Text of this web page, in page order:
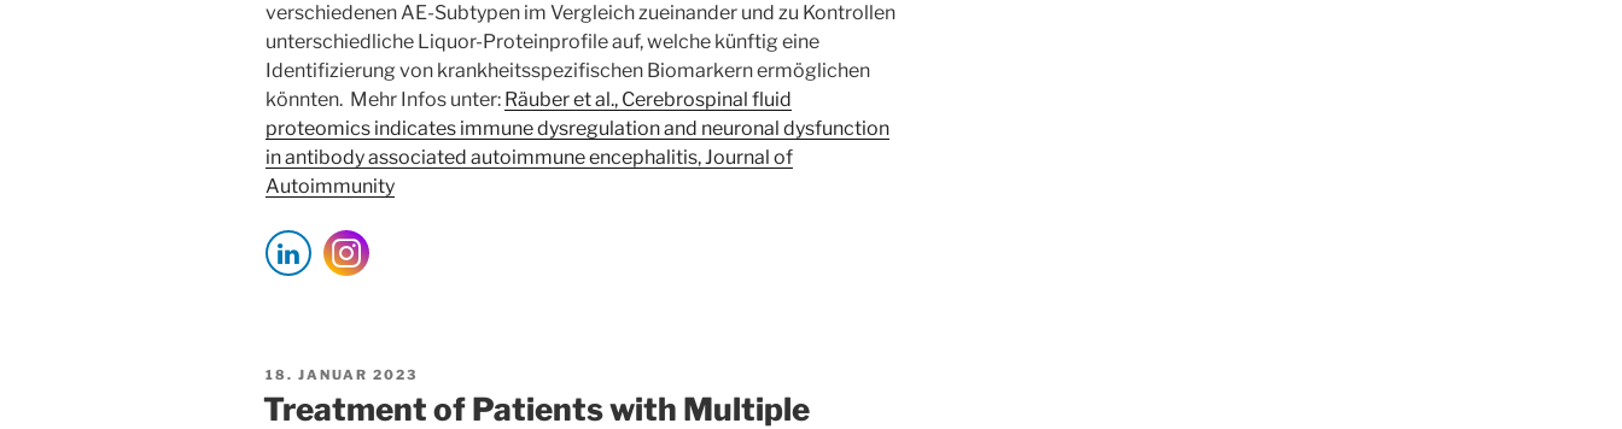
verschiedenen AE-Subtypen im Vergleich zueinander und zu Kontrollen
unterschiedliche Liquor-Proteinprofile auf, welche künftig eine
Identifizierung von krankheitsspezifischen Biomarkern ermöglichen
könnten. Mehr Infos unter: Räuber et al., Cerebrospinal fluid
proteomics indicates immune dysregulation and neuronal dysfunction
in antibody associated autoimmune encephalitis, Journal of
Autoimmunity
VERÖFFENTLICHT
AM
18. JANUAR 2023
Treatment of Patients with Multiple